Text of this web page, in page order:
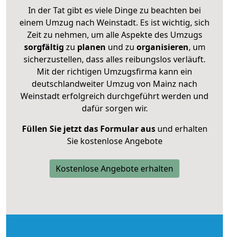
In der Tat gibt es viele Dinge zu beachten bei
einem Umzug nach Weinstadt. Es ist wichtig, sich
Zeit zu nehmen, um alle Aspekte des Umzugs
sorgfältig zu planen und zu organisieren, um
sicherzustellen, dass alles reibungslos verläuft.
Mit der richtigen Umzugsfirma kann ein
deutschlandweiter Umzug von Mainz nach
Weinstadt erfolgreich durchgeführt werden und
dafür sorgen wir.
Füllen Sie jetzt das Formular ausund erhalten
Sie kostenlose Angebote
Kostenlose Angebote erhalten